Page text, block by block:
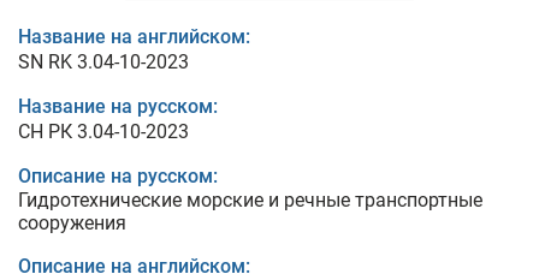
Название на английском:
SN RK 3.04-10-2023
Название на русском:
СН РК 3.04-10-2023
Описание на русском:
Гидротехнические морские и речные транспортные
сооружения
Описание на английском: